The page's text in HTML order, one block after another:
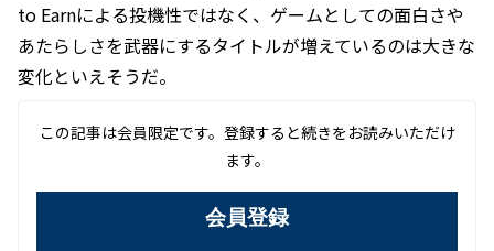
to Earnによる投機性ではなく、ゲームとしての面白さや
あたらしさを武器にするタイトルが増えているのは大きな
変化といえそうだ。
この記事は会員限定です。登録すると続きをお読みいただけ
ます。
会員登録